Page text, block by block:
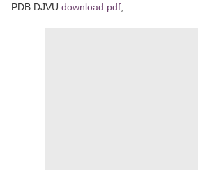
PDB DJVU download pdf